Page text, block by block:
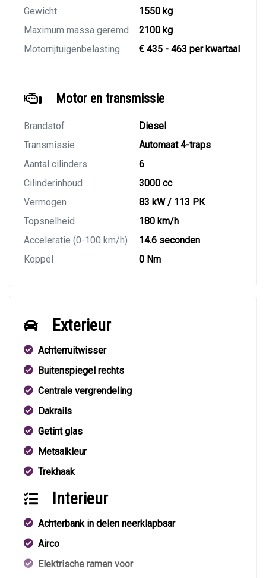
Gewicht
1550 kg
Maximum massa geremd
2100 kg
Motorrijtuigenbelasting
€ 435 - 463 per kwartaal
Motor en transmissie
Brandstof
Diesel
Transmissie
Automaat 4-traps
Aantal cilinders
6
Cilinderinhoud
3000 cc
Vermogen
83 kW / 113 PK
Topsnelheid
180 km/h
Acceleratie (0-100 km/h)
14.6 seconden
Koppel
0 Nm
Exterieur
Achterruitwisser
Buitenspiegel rechts
Centrale vergrendeling
Dakrails
Getint glas
Metaalkleur
Trekhaak
Interieur
Achterbank in delen neerklapbaar
Airco
Elektrische ramen voor